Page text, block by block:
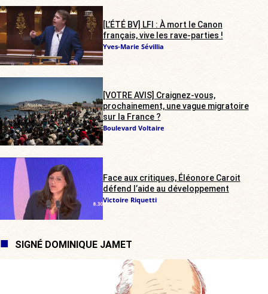
[L’ÉTÉ BV] LFI : À mort le Canon
français, vive les rave-parties !
Yves-Marie Sévillia
[VOTRE AVIS] Craignez-vous,
prochainement, une vague migratoire
sur la France ?
Boulevard Voltaire
Face aux critiques, Éléonore Caroit
défend l’aide au développement
Victoire Riquetti
SIGNÉ DOMINIQUE JAMET